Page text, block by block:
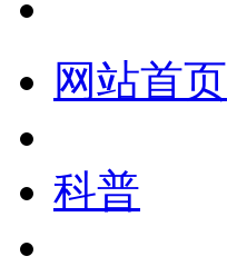
网站首页
科普